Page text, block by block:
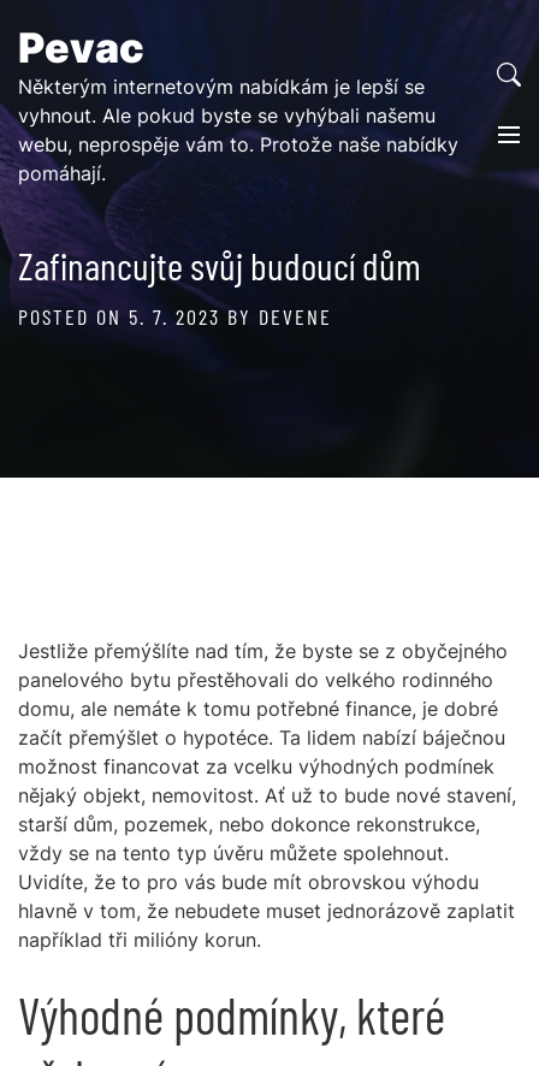
content
Pevac
Některým internetovým nabídkám je lepší se
vyhnout. Ale pokud byste se vyhýbali našemu
webu, neprospěje vám to. Protože naše nabídky
pomáhají.
Zafinancujte svůj budoucí dům
POSTED ON 5. 7. 2023BY DEVENE
Jestliže přemýšlíte nad tím, že byste se z obyčejného
panelového bytu přestěhovali do velkého rodinného
domu, ale nemáte k tomu potřebné finance, je dobré
začít přemýšlet o hypotéce. Ta lidem nabízí báječnou
možnost financovat za vcelku výhodných podmínek
nějaký objekt, nemovitost. Ať už to bude nové stavení,
starší dům, pozemek, nebo dokonce rekonstrukce,
vždy se na tento typ úvěru můžete spolehnout.
Uvidíte, že to pro vás bude mít obrovskou výhodu
hlavně v tom, že nebudete muset jednorázově zaplatit
například tři milióny korun.
Výhodné podmínky, které